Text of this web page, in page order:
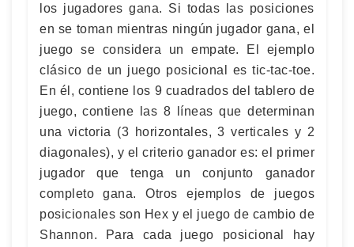
los jugadores gana. Si todas las posiciones
en se toman mientras ningún jugador gana, el
juego se considera un empate. El ejemplo
clásico de un juego posicional es tic-tac-toe.
En él, contiene los 9 cuadrados del tablero de
juego, contiene las 8 líneas que determinan
una victoria (3 horizontales, 3 verticales y 2
diagonales), y el criterio ganador es: el primer
jugador que tenga un conjunto ganador
completo gana. Otros ejemplos de juegos
posicionales son Hex y el juego de cambio de
Shannon. Para cada juego posicional hay